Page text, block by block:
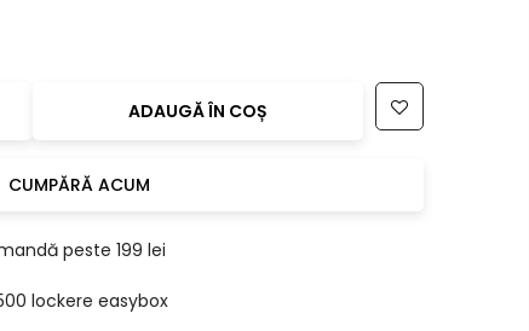
CUMPĂRĂ ACUM
peste 199 lei
lockere easybox